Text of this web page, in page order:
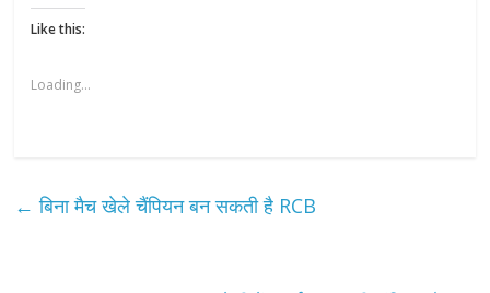
Like this:
Loading...
← बिना मैच खेले चैंपियन बन सकती है RCB